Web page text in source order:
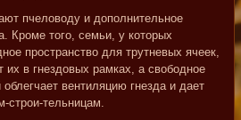
пчеловоду и дополнительное
Кроме того, семьи, у которых
пространство для трутневых ячеек,
их в гнездовых рамках, а свободное
вентиляцию гнезда и дает
строи-тельницам.